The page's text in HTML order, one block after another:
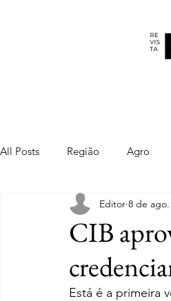
All Posts Região Agro
CIB
Editor 8 de
Está é a primeira